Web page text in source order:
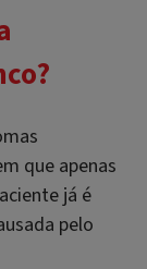
que apenas
já é
pelo